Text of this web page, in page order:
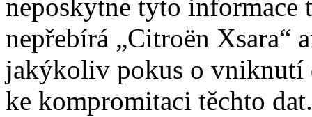
neposkytne tyto informace
nepřebírá „Citroën Xsara“
jakýkoliv pokus o vniknutí
ke kompromitaci těchto dat.